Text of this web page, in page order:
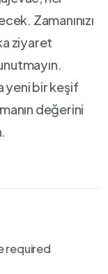
Zamanınızı
ziyaret
yeni‍ bir keşif⁢
değerini⁢
required